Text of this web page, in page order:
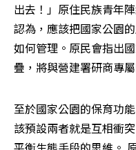
出去！」原住民族青年
認為，應該把國家公園
如何管理。原民會指出
疊，將與營建署研商專
至於國家公園的保育功
該預設兩者就是互相衝